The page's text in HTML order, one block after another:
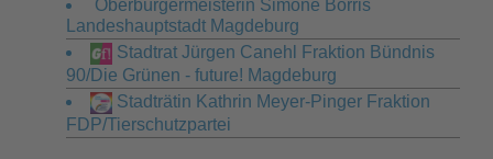
Oberbürgermeisterin Simone Borris
Landeshauptstadt Magdeburg
Stadtrat Jürgen Canehl Fraktion Bündnis
90/Die Grünen - future! Magdeburg
Stadträtin Kathrin Meyer-Pinger Fraktion
FDP/Tierschutzpartei